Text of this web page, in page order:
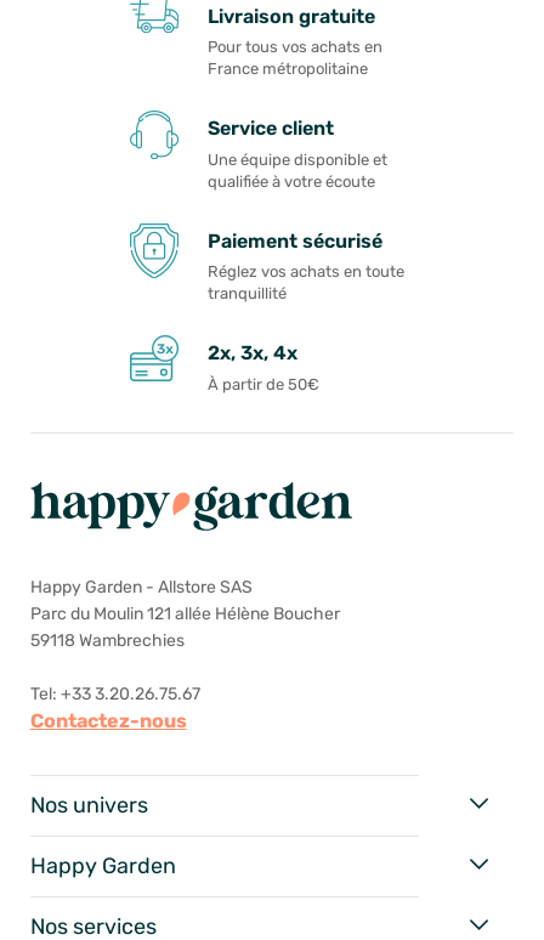
Livraison gratuite
Pour tous vos achats en
France métropolitaine
Service client
Une équipe disponible et
qualifiée à votre écoute
Paiement sécurisé
Réglez vos achats en toute
tranquillité
2x, 3x, 4x
À partir de 50€
Happy Garden - Allstore SAS
Parc du Moulin 121 allée Hélène Boucher
59118 Wambrechies
Tel: +33 3.20.26.75.67
Contactez-nous
Nos univers
Happy Garden
Nos services